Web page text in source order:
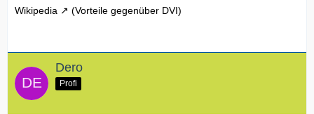
Wikipedia (Vorteile gegenüber DVI)
Dero
Profi